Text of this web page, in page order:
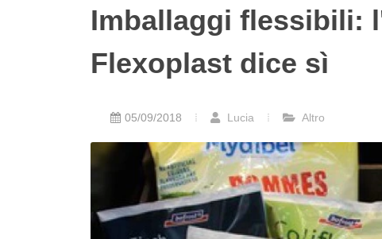
Imballaggi flessibili:
Flexoplast dice sì
05/09/2018 Lucia Altro